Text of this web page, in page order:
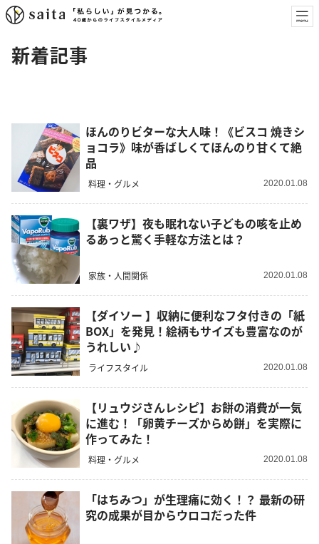
新着記事
ほんのりビターな大人味！《ビスコ 焼きシ
ョコラ》味が香ばしくてほんのり甘くて絶
品
料理・グルメ 2020.01.08
【裏ワザ】夜も眠れない子どもの咳を止め
るあっと驚く手軽な方法とは？
家族・人間関係 2020.01.08
【ダイソー 】収納に便利なフタ付きの「紙
BOX」を発見！絵柄もサイズも豊富なのが
うれしい♪
ライフスタイル 2020.01.08
【リュウジさんレシピ】お餅の消費が一気
に進む！「卵黄チーズからめ餅」を実際に
作ってみた！
料理・グルメ 2020.01.08
「はちみつ」が生理痛に効く！？ 最新の研
究の成果が目からウロコだった件